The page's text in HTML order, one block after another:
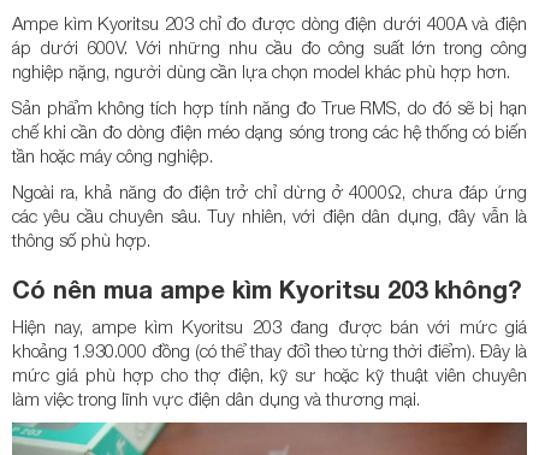
Ampe kìm Kyoritsu 203 chỉ đo được dòng điện dưới 400A và điện
áp dưới 600V. Với những nhu cầu đo công suất lớn trong công
nghiệp nặng, người dùng cần lựa chọn model khác phù hợp hơn.
Sản phẩm không tích hợp tính năng đo True RMS, do đó sẽ bị hạn
chế khi cần đo dòng điện méo dạng sóng trong các hệ thống có biến
tần hoặc máy công nghiệp.
Ngoài ra, khả năng đo điện trở chỉ dừng ở 4000Ω, chưa đáp ứng
các yêu cầu chuyên sâu. Tuy nhiên, với điện dân dụng, đây vẫn là
thông số phù hợp.
Có nên mua ampe kìm Kyoritsu 203 không?
Hiện nay, ampe kìm Kyoritsu 203 đang được bán với mức giá
khoảng 1.930.000 đồng (có thể thay đổi theo từng thời điểm). Đây là
mức giá phù hợp cho thợ điện, kỹ sư hoặc kỹ thuật viên chuyên
làm việc trong lĩnh vực điện dân dụng và thương mại.